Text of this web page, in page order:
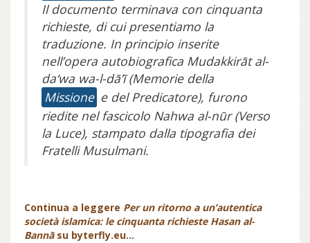
Il documento terminava con cinquanta
richieste, di cui presentiamo la
traduzione. In principio inserite
nell’opera autobiografica Mudakkirāt al-
da‘wa wa-l-dā’ī (Memorie della
Missione e del Predicatore), furono
riedite nel fascicolo Nahwa al-nūr (Verso
la Luce), stampato dalla tipografia dei
Fratelli Musulmani.
Continua a leggere Per un ritorno a un’autentica
società islamica: le cinquanta richieste Hasan al-
Bannāsu byterfly.eu...